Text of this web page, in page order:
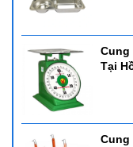
Cung
Tại
Cung